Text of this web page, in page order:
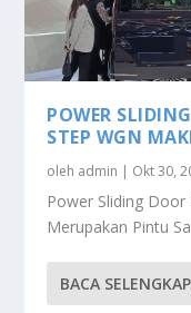
POWER
STEP WGN
oleh admin | Okt 30,
Power Sliding Door
Merupakan Pintu
BACA